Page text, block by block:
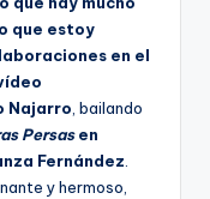
que estoy
en el
Najarro , bailando
Persasen
Fernández
y hermoso,